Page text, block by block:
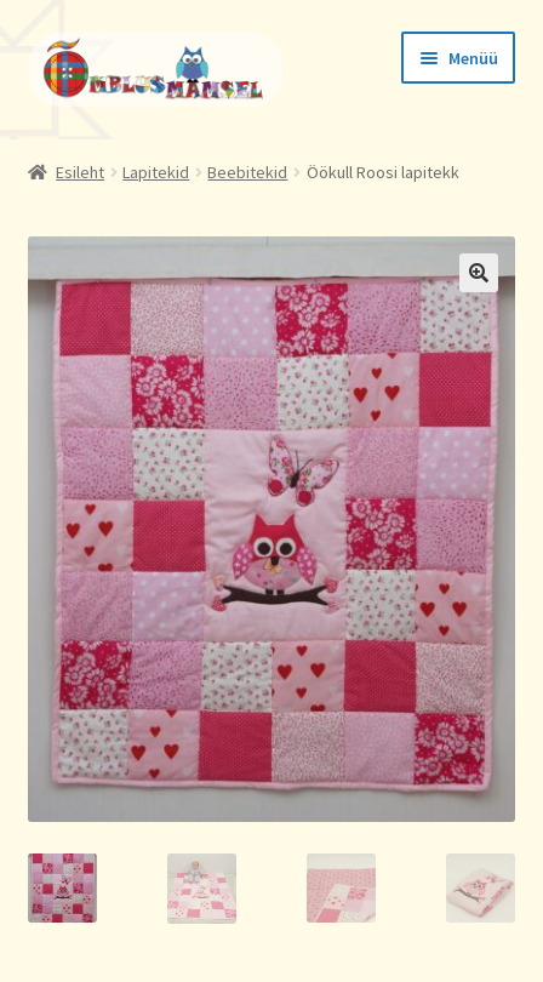
Liigu
navigeerimisele
Liigu
sisu
juurde
Menüü
Esileht Lapitekid Beebitekid Öökull Roosi lapitekk
🔍